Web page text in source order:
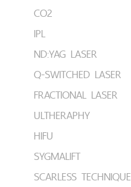
CO2
IPL
ND:YAG LASER
Q-SWITCHED LASER
FRACTIONAL LASER
ULTHERAPHY
HIFU
SYGMALIFT
SCARLESS TECHNIQUE